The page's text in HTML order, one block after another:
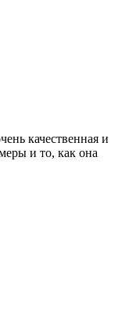
качественная и
и то, как она